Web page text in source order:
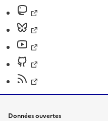
Données ouvertes